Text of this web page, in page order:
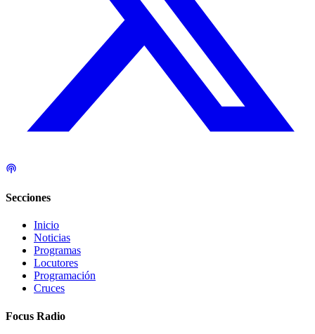
Secciones
Inicio
Noticias
Programas
Locutores
Programación
Cruces
Focus Radio